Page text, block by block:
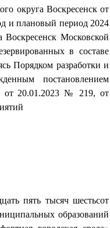
округа Воскресенск от
и плановый период 2024
Московской
в составе
Порядком разработки и
постановлением
от 20.01.2023 № 219, от
пять тысяч шестьсот
образований